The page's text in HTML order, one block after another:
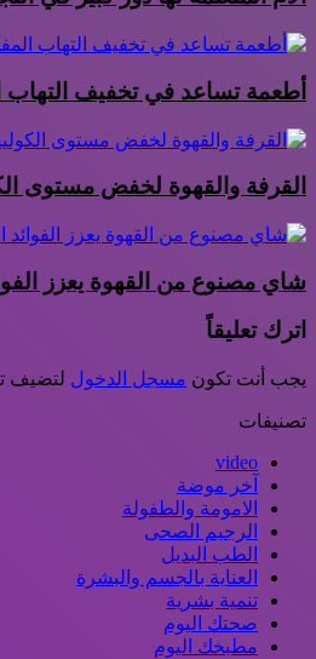
أطعمة تساعد في تخفيف التهاب
القرفة والقهوة لخفض مستوى
شاي مصنوع من القهوة يعزز
اترك تعليقاً
يجب أنت تكون مسجل الدخول لتضيف
تصنيفات
video
آخر موضة
الامومة والطفولة
الرجيم الصحى
الطب البديل
العناية بالجسم والبشرة
تنمية بشرية
صحتك اليوم
مطبخك اليوم